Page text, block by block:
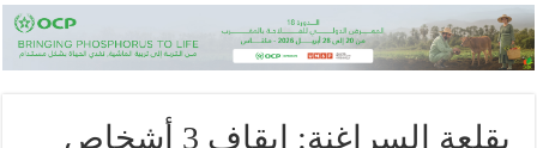
بقلعة السراغنة: إيقاف 3 أشخاص